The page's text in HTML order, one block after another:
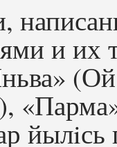
и их
йылiсь